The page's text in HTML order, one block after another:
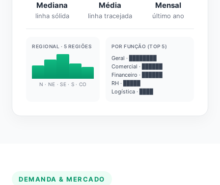
Mediana
linha sólida
Média
linha tracejada
Mensal
último ano
REGIONAL · 5 REGIÕES
N · NE · SE · S · CO
POR FUNÇÃO (TOP 5)
Geral · ████████
Comercial · ██████
Financeiro · ██████
RH · █████
Logística · ████
DEMANDA & MERCADO